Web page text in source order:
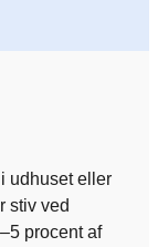
udhuset eller
stiv ved
procent af